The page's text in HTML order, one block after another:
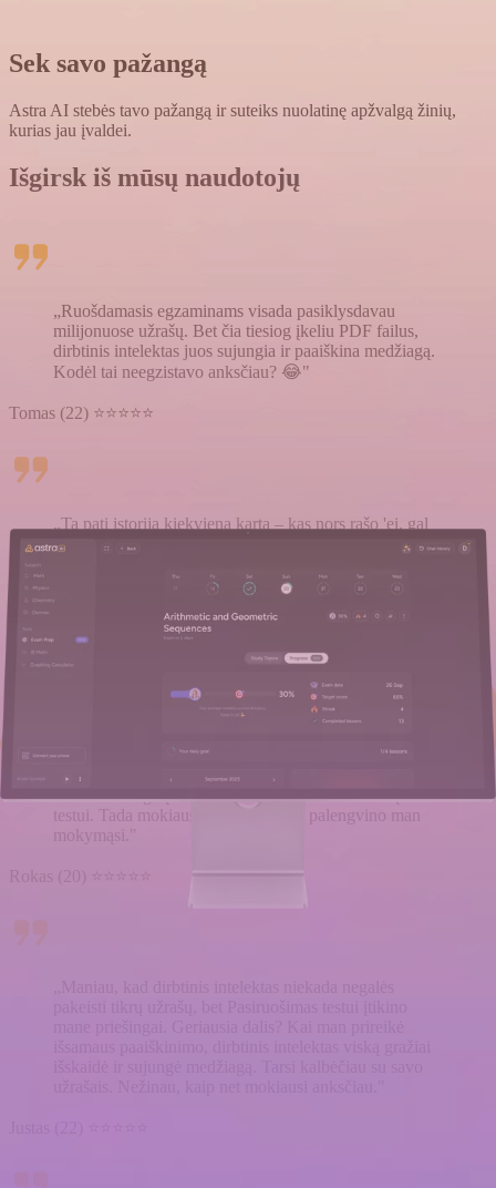
Sek savo pažangą
Astra AI stebės tavo pažangą ir suteiks nuolatinę apžvalgą žinių,
kurias jau įvaldei.
Išgirsk iš mūsų naudotojų
„Ruošdamasis egzaminams visada pasiklysdavau
milijonuose užrašų. Bet čia tiesiog įkeliu PDF failus,
dirbtinis intelektas juos sujungia ir paaiškina medžiagą.
Kodėl tai neegzistavo anksčiau? 😂"
Tomas (22) ⭐⭐⭐⭐⭐
„Ta pati istorija kiekvieną kartą – kas nors rašo 'ei, gal
gali atsiųsti savo užrašų nuotraukų' ir tada aš valandų
nuorodą į Pasiruošimą testui, ir jie turi viską ir jau gali
pradėti ruoštis testui."
Ieva (21) ⭐⭐⭐⭐⭐
„Profesorius kalbėjo taip greitai paskaitoje, kad
praleidau pusę dalykų. Namuose tiesiog įkėliau užrašus
iš kurso draugo į Astra AI ir sukūriau Pasiruošimą
testui. Tada mokiausi iš to. Tai tikrai palengvino man
mokymąsi."